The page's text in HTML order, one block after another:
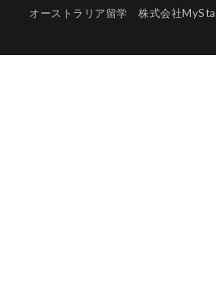
オーストラリア留学 株式会社